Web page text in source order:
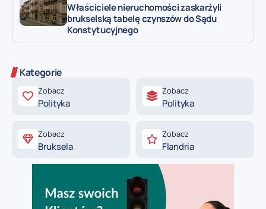
Właściciele nieruchomości zaskarżyli
brukselską tabelę czynszów do Sądu
Konstytucyjnego
Kategorie
Zobacz
Polityka
Zobacz
Polityka
Zobacz
Bruksela
Zobacz
Flandria